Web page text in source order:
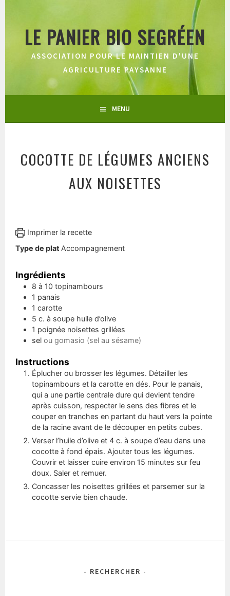
contenu
principalLE PANIER BIO SEGRÉEN
ASSOCIATION POUR LE MAINTIEN D'UNE
AGRICULTURE PAYSANNE
MENU
COCOTTE DE LÉGUMES ANCIENS
AUX NOISETTES
Imprimer la recette
Type de plat Accompagnement
Ingrédients
8 à 10 topinambours
1 panais
1 carotte
5 c. à soupe huile d’olive
1 poignée noisettes grillées
sel ou gomasio (sel au sésame)
Instructions
Éplucher ou brosser les légumes. Détailler les
topinambours et la carotte en dés. Pour le panais,
qui a une partie centrale dure qui devient tendre
après cuisson, respecter le sens des fibres et le
couper en tranches en partant du haut vers la pointe
de la racine avant de le découper en petits cubes.
Verser l’huile d’olive et 4 c. à soupe d’eau dans une
cocotte à fond épais. Ajouter tous les légumes.
Couvrir et laisser cuire environ 15 minutes sur feu
doux. Saler et remuer.
Concasser les noisettes grillées et parsemer sur la
cocotte servie bien chaude.
- RECHERCHER -